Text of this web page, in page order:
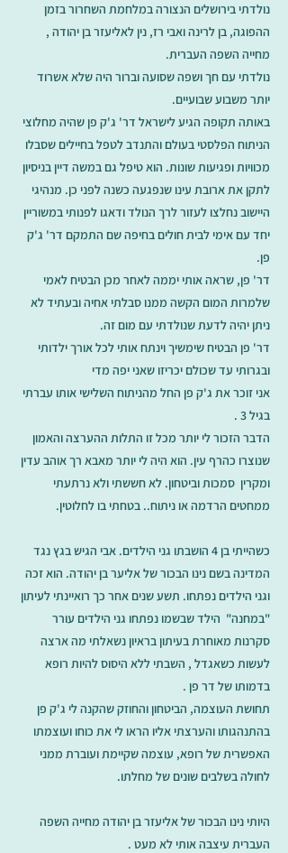
נולדתי בירושלים הנצורה במלחמת השחרור בזמן
ההפוגה, בן לרינה ואבי רז, נין לאליעזר בן יהודה ,
מחייה השפה העברית.
נולדתי עם חך ושפה שסועה וברור היה שלא אשרוד
יותר משבוע שבועיים.
באותה תקופה הגיע לישראל דר' ג'ק פן שהיה מחלוצי
הניתוח הפלסטי בעולם והתנדב לטפל בחיילים שסבלו
מכוויות ופגיעות שונות. הוא טיפל גם במשה דיין בניסיון
לתקן את ארובת עינו שנפגעה כשנה לפני כן. מנהיגי
היישוב נחלצו לעזור לרך הנולד ודאגו לפנותי במשוריין
יחד עם אימי לבית חולים בחיפה שם התמקם דר' ג'ק
פן.
דר' פן, שראה אותי יממה לאחר מכן הבטיח לאמי
שלמרות המום הקשה ממנו סבלתי אחיה ובעתיד לא
ניתן יהיה לדעת שנולדתי עם מום זה.
דר' פן הבטיח שימשיך וינתח אותי לכל אורך ילדותי
ובגרותי עד שכולם יכריזו שאני יפה מדי
אני זוכר את ג'ק פן החל מהניתוח השלישי אותו עברתי
בגיל 3 .
הדבר הזכור לי יותר מכל זו התלות ההערצה והאמון
שנוצרו כהרף עין. הוא היה לי יותר מאבא רך אוהב עדין
ומקרין סמכות וביטחון. לא חששתי ולא נרתעתי
ממחטים הרדמה או ניתוח.. בטחתי בו לחלוטין.
כשהייתי בן 4 הושבתו גני הילדים. אבי הגיש בגץ נגד
המדינה בשם נינו הבכור של אליער בן יהודה. הוא זכה
וגני הילדים נפתחו. תשע שנים אחר כך רואיינתי לעיתון
"במחנה" הילד שבשמו נפתחו גני הילדים עורר
סקרנות מאוחרת בעיתון בראיון נשאלתי מה ארצה
לעשות כשאגדל , השבתי ללא היסוס להיות רופא
בדמותו של דר פן .
תחושת העוצמה, הביטחון והחוזק שהקנה לי ג'ק פן
בהתנהגותו והערצתי אליו הראו לי את כוחו ועוצמתו
האפשרית של רופא, עוצמה שקיימת ועוברת ממני
לחולה בשלבים שונים של מחלתו.
היותי נינו הבכור של אליעזר בן יהודה מחייה השפה
העברית עיצבה אותי לא מעט .